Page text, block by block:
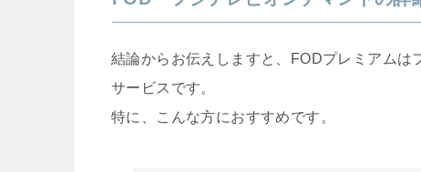
結論からお伝えしますと、FODプレミアム
サービスです。
特に、こんな方におすすめです。